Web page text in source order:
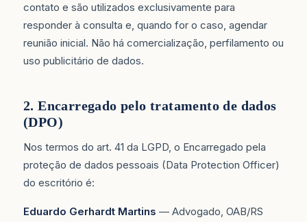
contato e são utilizados exclusivamente para
responder à consulta e, quando for o caso, agendar
reunião inicial. Não há comercialização, perfilamento ou
uso publicitário de dados.
2. Encarregado pelo tratamento de dados
(DPO)
Nos termos do art. 41 da LGPD, o Encarregado pela
proteção de dados pessoais (Data Protection Officer)
do escritório é:
Eduardo Gerhardt Martins — Advogado, OAB/RS